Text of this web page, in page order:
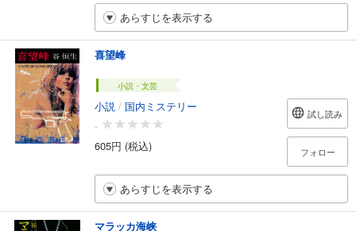
あらすじを表示する
喜望峰
小説・文芸
小説 / 国内ミステリー
-
605円 (税込)
試し読み
フォロー
あらすじを表示する
マラッカ海峡